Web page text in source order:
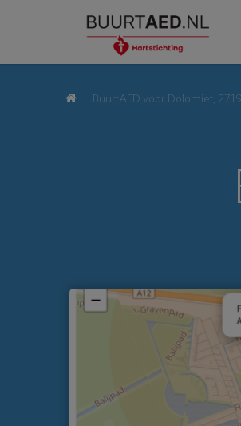
BuurtAED voor Dolomiet,